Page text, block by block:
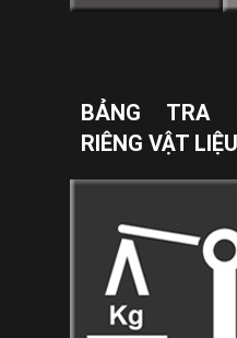
BẢNG TRA
RIÊNG VẬT LIỆU